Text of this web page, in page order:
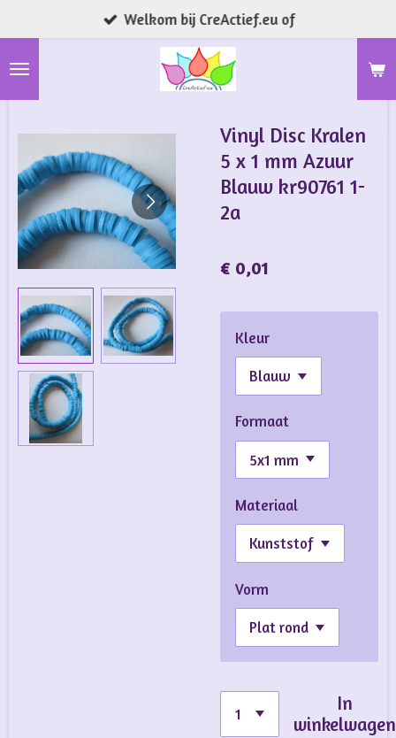
direct
naar
Welkom bij CreActief.eu of
Vinyl Disc Kralen
5 x 1 mm Azuur
Blauw kr90761 1-
2a
€ 0,01
Kleur
Formaat
Materiaal
Vorm
In
winkelwagen